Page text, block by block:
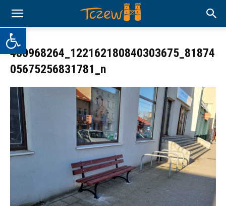
Otwórz pasek narzędzi
480968264_122162180840303675_81874
05675256831781_n